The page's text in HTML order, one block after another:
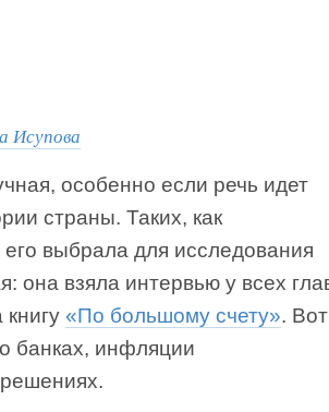
Исупова
особенно если речь идет
страны. Таких, как
выбрала для исследования
она взяла интервью у всех
«По большому счету». Вот
банках, инфляции